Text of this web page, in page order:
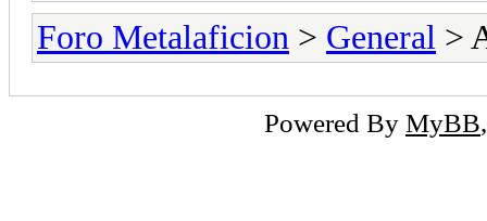
Foro Metalaficion > General >
Powered By MyBB